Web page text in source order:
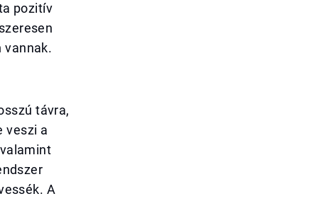
pozitív
vannak.
távra,
veszi a
A